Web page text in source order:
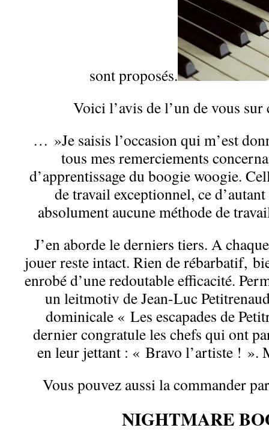
sont proposés.
Voici l’avis de l’un de vous sur
… »Je saisis l’occasion qui m’est
tous mes remerciements
d’apprentissage du boogie woogie.
de travail exceptionnel, ce
absolument aucune méthode de
J’en aborde le derniers tiers. A
jouer reste intact. Rien de rébarbatif,
enrobé d’une redoutable efficacité.
un leitmotiv de Jean-Luc
dominicale « Les escapades de
dernier congratule les chefs qui ont
en leur jettant : « Bravo l’artiste ! ».
Vous pouvez aussi la commander
NIGHTMARE